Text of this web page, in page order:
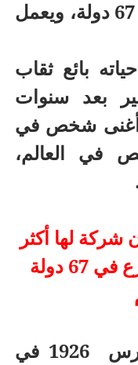
فرعا، ولها 2000 موزع في 67 دولة، ويعمل
بائع ثقاب
بعد سنوات
أغنى شخص في
في العالم،
شركة لها أكثر
من 136 فرعاً و2000 موزع في 67 دولة
وُلد "كامبراد" في 30 مارس 1926 في